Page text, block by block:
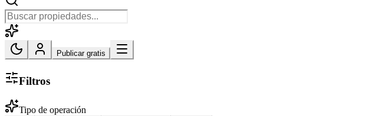
Publicar gratis
Filtros
Tipo de operación